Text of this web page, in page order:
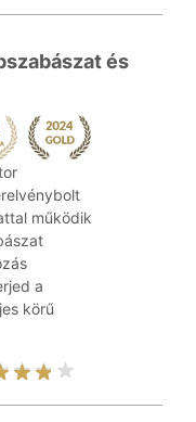
és
működik
a
körű